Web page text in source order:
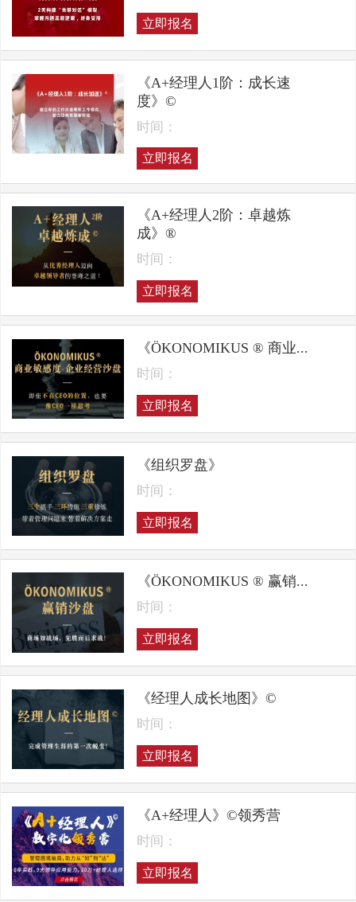
立即报名
《A+经理人1阶：成长速
度》©
时间：
立即报名
《A+经理人2阶：卓越炼
成》®
时间：
立即报名
《ÖKONOMIKUS ® 商业...
时间：
立即报名
《组织罗盘》
时间：
立即报名
《ÖKONOMIKUS ® 赢销...
时间：
立即报名
《经理人成长地图》©
时间：
立即报名
《A+经理人》©领秀营
时间：
立即报名